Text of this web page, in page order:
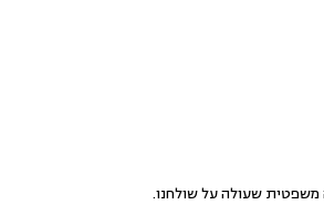
משפטית שעולה על שולחנו.